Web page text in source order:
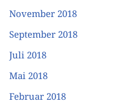
November 2018
September 2018
Juli 2018
Mai 2018
Februar 2018